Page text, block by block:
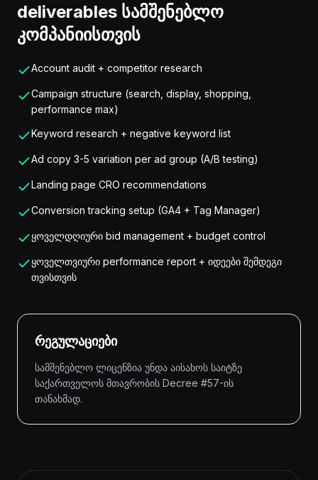
deliverables სამშენებლო
კომპანიისთვის
Account audit + competitor research
Campaign structure (search, display, shopping,
performance max)
Keyword research + negative keyword list
Ad copy 3-5 variation per ad group (A/B testing)
Landing page CRO recommendations
Conversion tracking setup (GA4 + Tag Manager)
ყოველდღიური bid management + budget control
ყოველთვიური performance report + იდეები შემდეგი
თვისთვის
რეგულაციები
სამშენებლო ლიცენზია უნდა აისახოს საიტზე
საქართველოს მთავრობის Decree #57-ის
თანახმად.